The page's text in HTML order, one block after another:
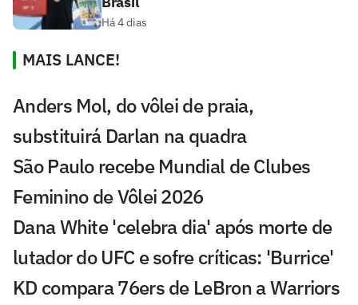
Há 4 dias
MAIS LANCE!
Anders Mol, do vôlei de praia,
substituirá Darlan na quadra
São Paulo recebe Mundial de Clubes
Feminino de Vôlei 2026
Dana White 'celebra dia' após morte de
lutador do UFC e sofre críticas: 'Burrice'
KD compara 76ers de LeBron a Warriors